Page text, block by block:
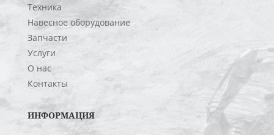
Техника
Навесное оборудование
Запчасти
Услуги
О нас
Контакты
ИНФОРМАЦИЯ